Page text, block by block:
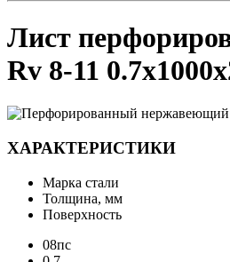
Лист
Rv 8-11
ХАРАКТЕРИСТИКИ
Марка стали
Толщина, мм
Поверхность
08пс